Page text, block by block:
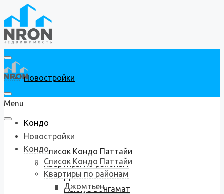
Новостройки
Кондо
Список Кондо Паттайи
Квартиры по районам
Джомтьен
Наклуа Вонгамат
Menu
Новостройки
Кондо
Список Кондо Паттайи
Квартиры по районам
Джомтьен